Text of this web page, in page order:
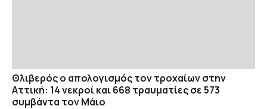
Θλιβερός ο απολογισμός τον τροχαίων στην
Αττική: 14 νεκροί και 668 τραυματίες σε 573
συμβάντα τον Μάιο